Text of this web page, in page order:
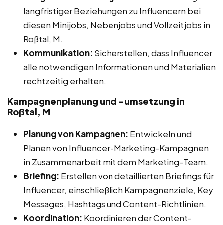
langfristiger Beziehungen zu Influencern bei
diesen Minijobs, Nebenjobs und Vollzeitjobs in
Roßtal, M.
Kommunikation: Sicherstellen, dass Influencer
alle notwendigen Informationen und Materialien
rechtzeitig erhalten.
Kampagnenplanung und -umsetzung in
Roßtal, M
Planung von Kampagnen: Entwickeln und
Planen von Influencer-Marketing-Kampagnen
in Zusammenarbeit mit dem Marketing-Team.
Briefing: Erstellen von detaillierten Briefings für
Influencer, einschließlich Kampagnenziele, Key
Messages, Hashtags und Content-Richtlinien.
Koordination: Koordinieren der Content-